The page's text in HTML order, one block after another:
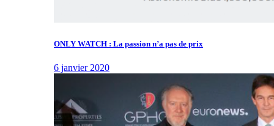
ONLY WATCH : La passion n’a pas de prix
6 janvier 2020